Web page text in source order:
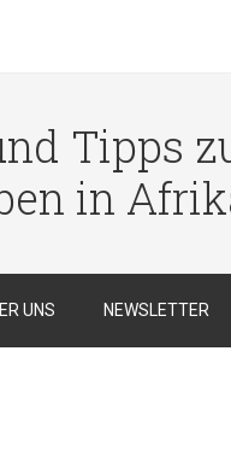
Tipps
in
UNS NEWSLETTER